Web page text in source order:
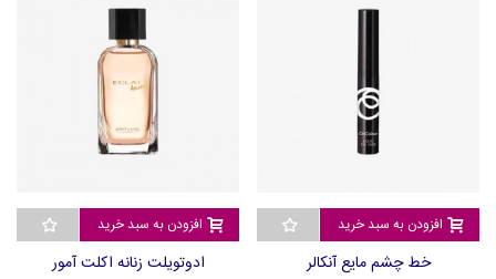
افزودن به سبد خرید
خط چشم مایع آنکالر
افزودن به سبد خرید
ادوتویلت زنانه اکلت آمور